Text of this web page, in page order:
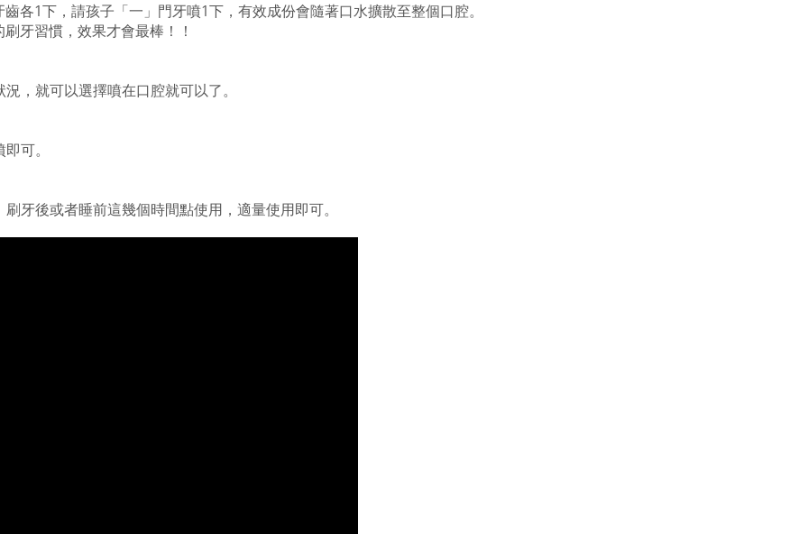
各1下，請孩子「一」門牙噴1下，有效成份會隨著口水擴散至整個口腔。
牙習慣，效果才會最棒！！
，就可以選擇噴在口腔就可以了。
可。
牙後或者睡前這幾個時間點使用，適量使用即可。